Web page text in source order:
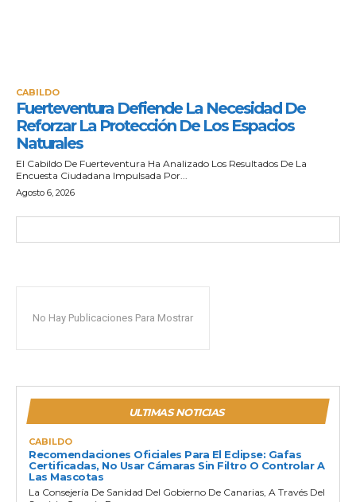
CABILDO
Fuerteventura Defiende La Necesidad De
Reforzar La Protección De Los Espacios
Naturales
El Cabildo De Fuerteventura Ha Analizado Los Resultados De La
Encuesta Ciudadana Impulsada Por...
Agosto 6, 2026
No Hay Publicaciones Para Mostrar
ULTIMAS NOTICIAS
CABILDO
Recomendaciones Oficiales Para El Eclipse: Gafas
Certificadas, No Usar Cámaras Sin Filtro O Controlar A
Las Mascotas
La Consejería De Sanidad Del Gobierno De Canarias, A Través Del